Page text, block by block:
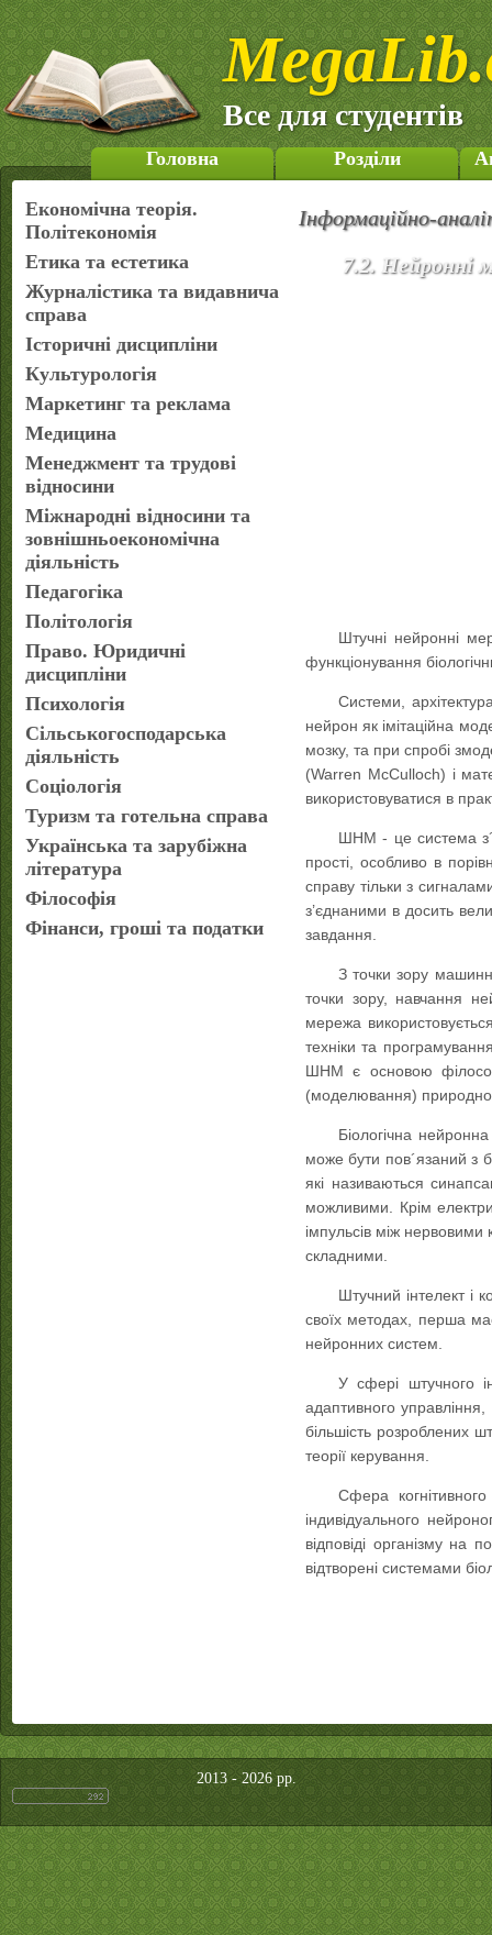
Все для студентів
Головна Розділи
Економічна теорія.
Політекономія
Етика та естетика
Журналістика та видавнича
справа
Історичні дисципліни
Культурологія
Маркетинг та реклама
Медицина
Менеджмент та трудові
відносини
Міжнародні відносини та
зовнішньоекономічна
діяльність
Педагогіка
Політологія
Право. Юридичні
дисципліни
Психологія
Сільськогосподарська
діяльність
Соціологія
Туризм та готельна справа
Українська та зарубіжна
література
Філософія
Фінанси, гроші та податки
Інформаційно-
7.2. Нейронні
Штучні нейронні
функціонування
Системи,
нейрон як імітаційна
мозку, та при спробі
(Warren McCulloch) і
використовуватися в
ШНМ - це система
прості, особливо в
справу тільки з
з’єднаними в досить
завдання.
З точки зору
точки зору, навчання
мережа
техніки та
ШНМ є основою
(моделювання)
Біологічна
може бути пов´язаний з
які називаються
можливими. Крім
імпульсів між
складними.
Штучний інтелект і
своїх методах, перша
нейронних систем.
У сфері штучного
адаптивного
більшість розроблених
теорії керування.
Сфера
індивідуального
відповіді організму на
відтворені системами
2013 - 2026 рр.